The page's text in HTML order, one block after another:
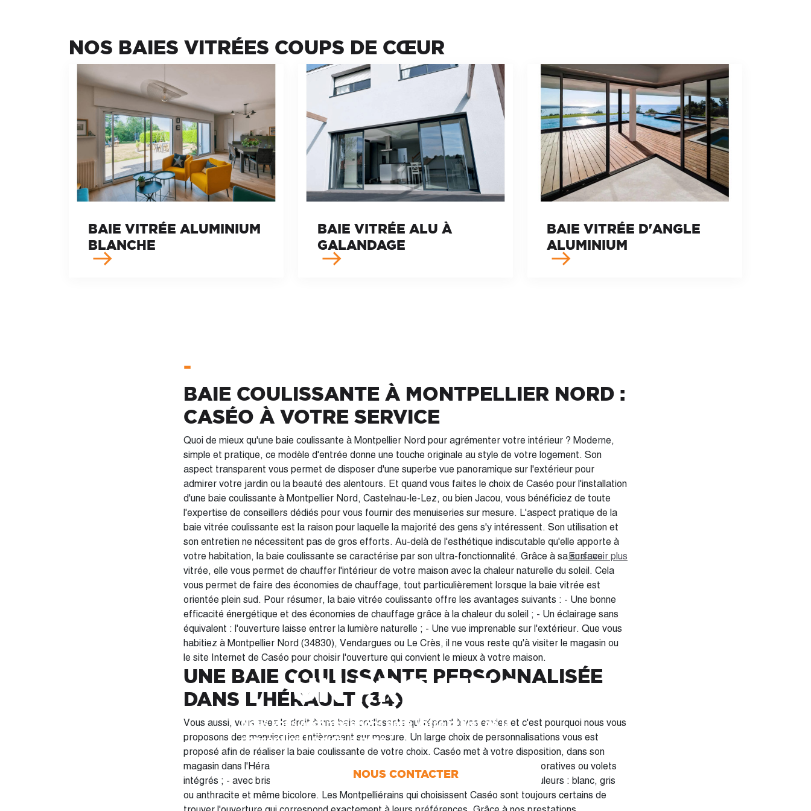
NOS BAIES VITRÉES COUPS DE CŒUR
BAIE VITRÉE ALUMINIUM
BLANCHE
BAIE VITRÉE ALU À
GALANDAGE
BAIE VITRÉE D'ANGLE
ALUMINIUM
-
BAIE COULISSANTE À MONTPELLIER NORD :
CASÉO À VOTRE SERVICE
Quoi de mieux qu'une baie coulissante à Montpellier Nord pour agrémenter votre intérieur ? Moderne,
simple et pratique, ce modèle d'entrée donne une touche originale au style de votre logement. Son
aspect transparent vous permet de disposer d'une superbe vue panoramique sur l'extérieur pour
admirer votre jardin ou la beauté des alentours. Et quand vous faites le choix de Caséo pour l'installation
d'une baie coulissante à Montpellier Nord, Castelnau-le-Lez, ou bien Jacou, vous bénéficiez de toute
l'expertise de conseillers dédiés pour vous fournir des menuiseries sur mesure. L'aspect pratique de la
baie vitrée coulissante est la raison pour laquelle la majorité des gens s'y intéressent. Son utilisation et
son entretien ne nécessitent pas de gros efforts. Au-delà de l'esthétique indiscutable qu'elle apporte à
votre habitation, la baie coulissante se caractérise par son ultra-fonctionnalité. Grâce à sa surface
vitrée, elle vous permet de chauffer l'intérieur de votre maison avec la chaleur naturelle du soleil. Cela
vous permet de faire des économies de chauffage, tout particulièrement lorsque la baie vitrée est
orientée plein sud. Pour résumer, la baie vitrée coulissante offre les avantages suivants : - Une bonne
efficacité énergétique et des économies de chauffage grâce à la chaleur du soleil ; - Un éclairage sans
équivalent : l'ouverture laisse entrer la lumière naturelle ; - Une vue imprenable sur l'extérieur. Que vous
habitiez à Montpellier Nord (34830), Vendargues ou Le Crès, il ne vous reste qu'à visiter le magasin ou
le site Internet de Caséo pour choisir l'ouverture qui convient le mieux à votre maison.
UNE BAIE COULISSANTE PERSONNALISÉE
DANS L'HÉRAULT (34)
Vous aussi, vous avez le droit à une baie coulissante qui répond à vos envies et c'est pourquoi nous vous
proposons des menuiseries entièrement sur mesure. Un large choix de personnalisations vous est
proposé afin de réaliser la baie coulissante de votre choix. Caséo met à votre disposition, dans son
magasin dans l'Hérault (34), différents types de baies vitrées : - avec traverses décoratives ou volets
intégrés ; - avec brise-soleil ; - en aluminium, en PVC ou en bois ; - en différentes couleurs : blanc, gris
ou anthracite et même bicolore. Les Montpelliérains qui choisissent Caséo sont toujours certains de
En savoir plus
UN PROJET ?
Nous vous accompagnons dans votre projet de la
conception jusqu’à la pose !
NOUS CONTACTER